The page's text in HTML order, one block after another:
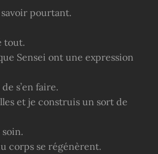
pourtant.
tout.
Sensei ont une expression
s’en faire.
et je construis un sort de
corps se régénèrent.